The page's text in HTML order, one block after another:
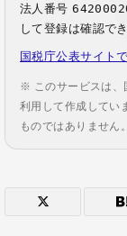
法人番号
して登録は確認で
国税庁公表サイト
※ このサービスは、
利用して作成してい
ものではありません